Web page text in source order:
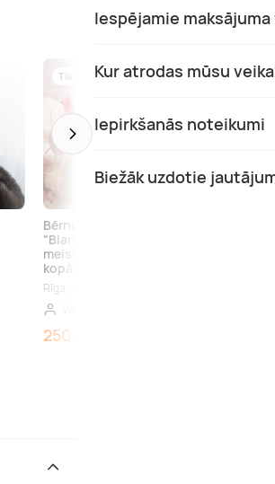
Iespējamie
Kur atrodas mūsu
Iepirkšanās noteikumi
Biežāk uzdotie
Tikai pie mums
Bērnu ballīte īstām lēdijām no
"Blanche Beauté” – SPA,
meistarklases un draudzīga
kopābūšana
Rīga, Vidzeme
250,00 €